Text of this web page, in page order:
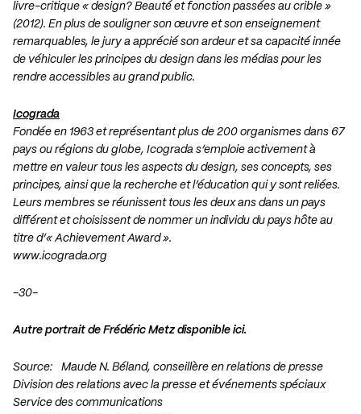
livre-critique « design? Beauté et fonction passées au crible »
(2012). En plus de souligner son œuvre et son enseignement
remarquables, le jury a apprécié son ardeur et sa capacité innée
de véhiculer les principes du design dans les médias pour les
rendre accessibles au grand public.
Icograda
Fondée en 1963 et représentant plus de 200 organismes dans 67
pays ou régions du globe, Icograda s’emploie activement à
mettre en valeur tous les aspects du design, ses concepts, ses
principes, ainsi que la recherche et l’éducation qui y sont reliées.
Leurs membres se réunissent tous les deux ans dans un pays
différent et choisissent de nommer un individu du pays hôte au
titre d’« Achievement Award ».
www.icograda.org
-30-
Autre portrait de Frédéric Metz disponible ici.
Source: Maude N. Béland, conseillère en relations de presse
Division des relations avec la presse et événements spéciaux
Service des communications